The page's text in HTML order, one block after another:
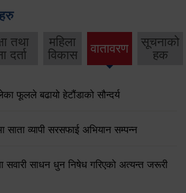
तथा
दर्ता
महिला
विकास
वातावरण
सूचनाको
हक
फूलले बढायो हेटौंडाको सौन्दर्य
साता व्यापी सरसफाई अभियान सम्पन्न
सवारी साधन धुन निषेध गरिएको अत्यन्त जरूरी